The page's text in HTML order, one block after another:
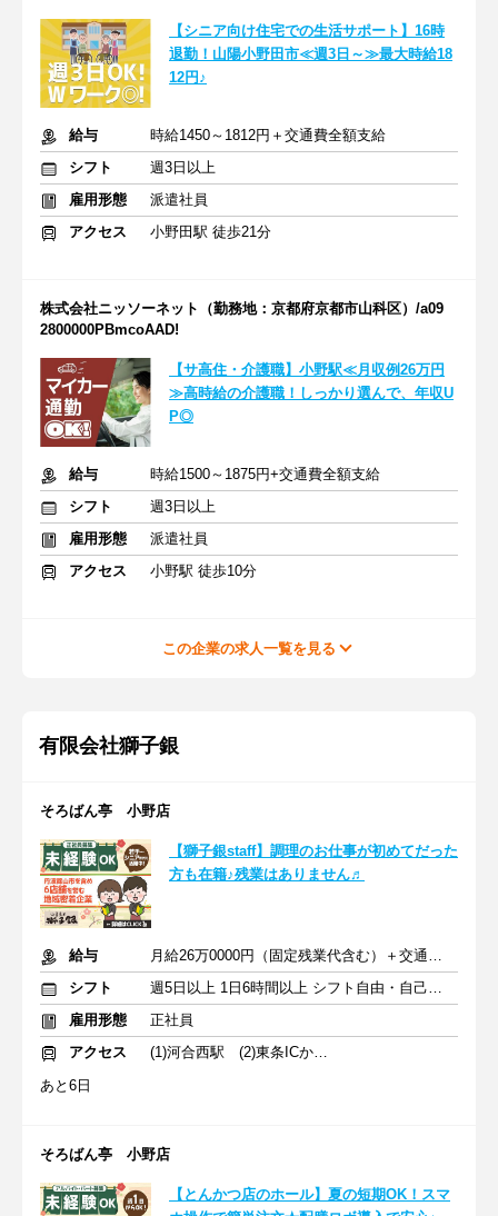
【シニア向け住宅での生活サポート】16時
退勤！山陽小野田市≪週3日～≫最大時給18
12円♪
給与
時給1450～1812円＋交通費全額支給
シフト
週3日以上
雇用形態
派遣社員
アクセス
小野田駅 徒歩21分
株式会社ニッソーネット（勤務地：京都府京都市山科区）/a09
2800000PBmcoAAD!
【サ高住・介護職】小野駅≪月収例26万円
≫高時給の介護職！しっかり選んで、年収U
P◎
給与
時給1500～1875円+交通費全額支給
シフト
週3日以上
雇用形態
派遣社員
アクセス
小野駅 徒歩10分
この企業の求人一覧を見る
有限会社獅子銀
そろばん亭 小野店
【獅子銀staff】調理のお仕事が初めてだった
方も在籍♪残業はありません♬
給与
月給26万0000円（固定残業代含む）＋交通費＋賞与＋家族手当
シフト
週5日以上 1日6時間以上 シフト自由・自己申告
雇用形態
正社員
アクセス
(1)河合西駅 (2)東条ICから車で3分 (3)市場駅
あと6日
そろばん亭 小野店
【とんかつ店のホール】夏の短期OK！スマ